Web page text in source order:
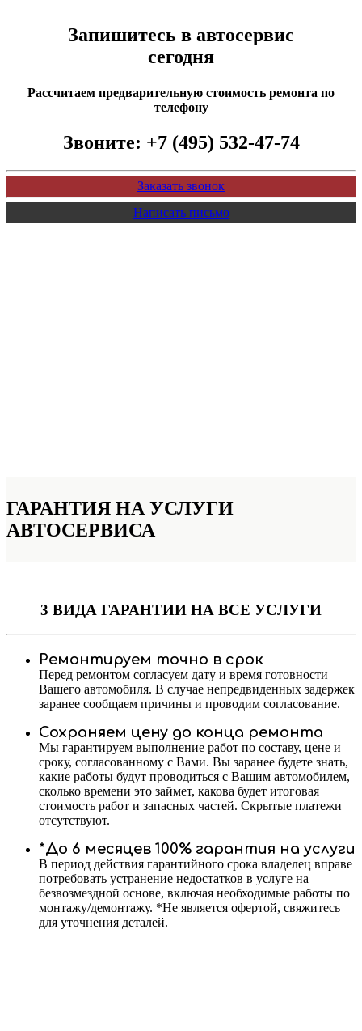
Запишитесь в автосервис
сегодня
Рассчитаем предварительную стоимость ремонта по
телефону
Звоните: +7 (495) 532-47-74
Заказать звонок
Написать письмо
ГАРАНТИЯ НА УСЛУГИ
АВТОСЕРВИСА
3 ВИДА ГАРАНТИИ НА ВСЕ УСЛУГИ
Ремонтируем точно в срок
Перед ремонтом согласуем дату и время готовности
Вашего автомобиля. В случае непредвиденных задержек
заранее сообщаем причины и проводим согласование.
Сохраняем цену до конца ремонта
Мы гарантируем выполнение работ по составу, цене и
сроку, согласованному с Вами. Вы заранее будете знать,
какие работы будут проводиться с Вашим автомобилем,
сколько времени это займет, какова будет итоговая
стоимость работ и запасных частей. Скрытые платежи
отсутствуют.
*До 6 месяцев 100% гарантия на услуги
В период действия гарантийного срока владелец вправе
потребовать устранение недостатков в услуге на
безвозмездной основе, включая необходимые работы по
монтажу/демонтажу. *Не является офертой, свяжитесь
для уточнения деталей.